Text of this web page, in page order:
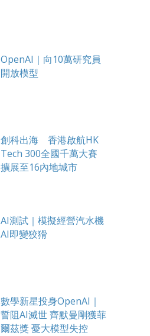
OpenAI｜向10萬研究員
開放模型
創科出海 香港啟航HK
Tech 300全國千萬大賽
擴展至16內地城市
AI測試｜模擬經營汽水機
AI即變狡猾
數學新星投身OpenAI｜
誓阻AI滅世 齊默曼剛獲菲
爾茲獎 憂大模型失控